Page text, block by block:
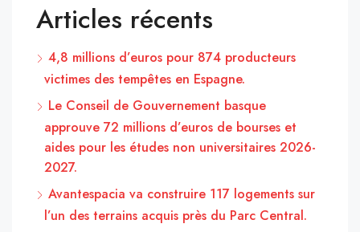
Articles récents
4,8 millions d’euros pour 874 producteurs
victimes des tempêtes en Espagne.
Le Conseil de Gouvernement basque
approuve 72 millions d’euros de bourses et
aides pour les études non universitaires 2026-
2027.
Avantespacia va construire 117 logements sur
l’un des terrains acquis près du Parc Central.